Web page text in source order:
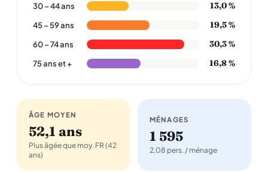
30 – 44 ans 13,0 %
45 – 59 ans 19,5 %
60 – 74 ans 30,3 %
75 ans et + 16,8 %
ÂGE MOYEN
52,1 ans
Plus âgée que moy. FR (42
ans)
MÉNAGES
1 595
2,08 pers. / ménage